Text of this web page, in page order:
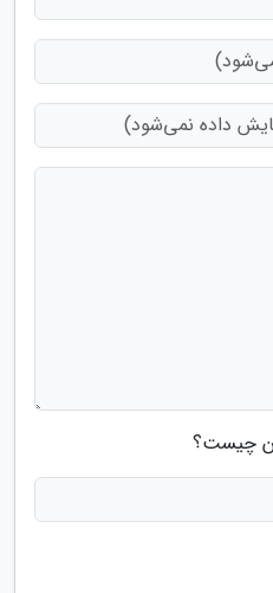
چیست؟